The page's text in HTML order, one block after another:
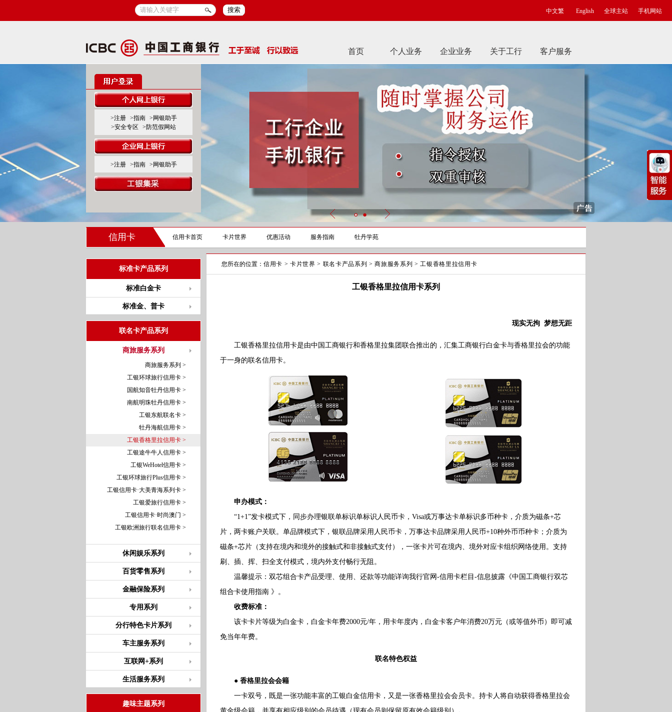
搜索 中文繁 English 全球主站 手机网站
首页 个人业务 企业业务 关于工行 客户服务
>注册 >指南
>网银助手
>安全专区
>防范假网站
>注册 >指南 >网银助手
信用卡 信用卡首页 卡片世界 优惠活动 服务指南 牡丹学苑
标准卡产品系列
标准白金卡
标准金、普卡
联名卡产品系列
商旅服务系列
商旅服务系列 >
工银环球旅行信用卡 >
国航知音牡丹信用卡 >
南航明珠牡丹信用卡 >
工银东航联名卡 >
牡丹海航信用卡 >
工银香格里拉信用卡 >
工银途牛牛人信用卡 >
工银WeHotel信用卡 >
工银环球旅行Plus信用卡 >
工银信用卡·大美青海系列卡 >
工银爱旅行信用卡 >
工银信用卡·时尚澳门 >
工银欧洲旅行联名信用卡 >
休闲娱乐系列
百货零售系列
金融保险系列
专用系列
分行特色卡片系列
车主服务系列
互联网+系列
生活服务系列
趣味主题系列
您所在的位置： 信用卡 > 卡片世界 > 联名卡产品系列 >商旅服务系列 >工银香格里拉信用卡
工银香格里拉信用卡系列
现实无拘 梦想无距
工银香格里拉信用卡是由中国工商银行和香格里拉集团联合推出的，汇集工商银行白金卡与香格里拉会的功能
于一身的联名信用卡。
申办模式：
“1+1”发卡模式下，同步办理银联单标识单标识人民币卡，Visa或万事达卡单标识多币种卡，介质为磁条+芯
片，两卡账户关联。单品牌模式下，银联品牌采用人民币卡，万事达卡品牌采用人民币+10种外币币种卡；介质为
磁条+芯片（支持在境内和境外的接触式和非接触式支付），一张卡片可在境内、境外对应卡组织网络使用。支持
刷、插、挥、扫全支付模式，境内外支付畅行无阻。
温馨提示：双芯组合卡产品受理、使用、还款等功能详询我行官网-信用卡栏目-信息披露《中国工商银行双芯
组合卡使用指南 》。
收费标准：
该卡卡片等级为白金卡，白金卡年费2000元/年，用卡年度内，白金卡客户年消费20万元（或等值外币）即可减
免当年年费。
联名特色权益
● 香格里拉会会籍
一卡双号，既是一张功能丰富的工银白金信用卡，又是一张香格里拉会会员卡。持卡人将自动获得香格里拉会